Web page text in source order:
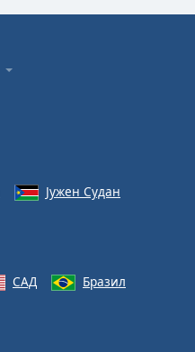
Јужен Судан
САД
Бразил